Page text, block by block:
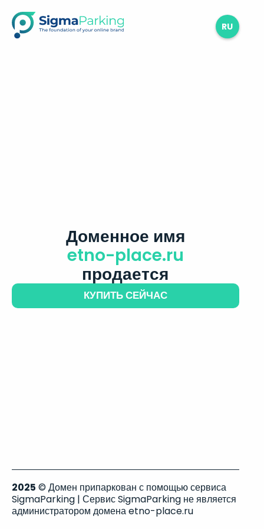
RU
Доменное имя
etno-place.ru
продается
КУПИТЬ СЕЙЧАС
2025 © Домен припаркован с помощью сервиса
SigmaParking | Сервис SigmaParking не является
администратором домена etno-place.ru